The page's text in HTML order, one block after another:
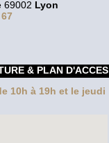
69002 Lyon
& PLAN D'ACCES
10h à 19h et le jeudi